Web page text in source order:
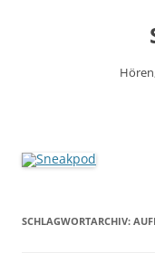
SCHLAGWORTARCHIV: